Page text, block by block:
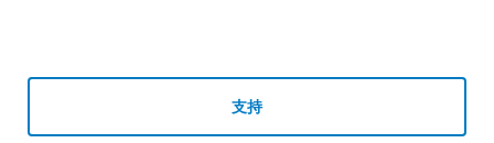
支持